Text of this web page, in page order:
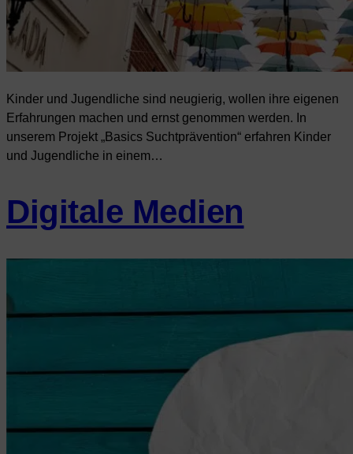
Kinder und Jugendliche sind neugierig, wollen ihre eigenen
Erfahrungen machen und ernst genommen werden. In
unserem Projekt „Basics Suchtprävention“ erfahren Kinder
und Jugendliche in einem…
Digitale Medien